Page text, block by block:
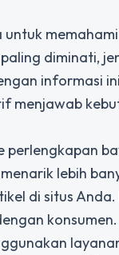
diminati,
informasi
menjawab
perlengkapan
lebih
di situs Anda.
konsumen.